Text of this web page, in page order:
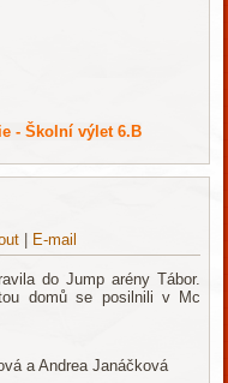
- Školní výlet 6.B
E-mail
do Jump arény Tábor.
domů se posilnili v Mc
Janáčková